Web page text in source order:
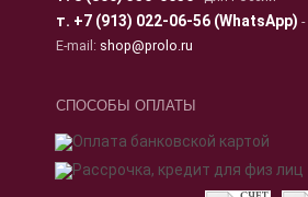
т. +7 (913) 022-06-56 (WhatsApp)
E-mail: shop@prolo.ru
СПОСОБЫ ОПЛАТЫ